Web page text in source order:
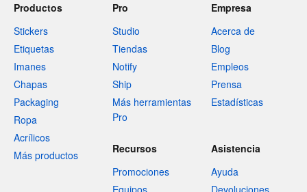
Productos
Stickers
Etiquetas
Imanes
Chapas
Packaging
Ropa
Acrílicos
Más productos
Pro
Studio
Tiendas
Notify
Ship
Más herramientas
Pro
Empresa
Acerca de
Blog
Empleos
Prensa
Estadísticas
Recursos
Promociones
Equipos
Asistencia
Ayuda
Devoluciones